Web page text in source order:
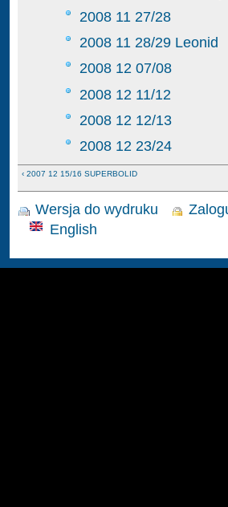
2008 11 27/28
2008 11 28/29 Leonid
2008 12 07/08
2008 12 11/12
2008 12 12/13
2008 12 23/24
‹ 2007 12 15/16 SUPERBOLID
Wersja do wydruku
English